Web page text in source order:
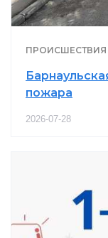
ПРОИСШЕСТВИЯ
пожара
2026-07-28